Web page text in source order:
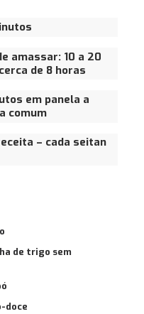
amassar: 10 a 20
de 8 horas
em panela a
comum
– cada seitan
de trigo sem
doce